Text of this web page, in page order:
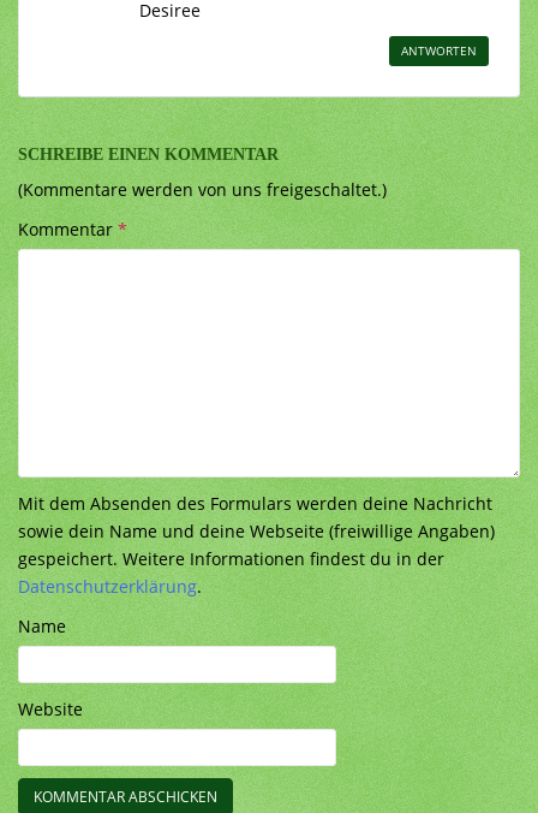
Desiree
ANTWORTEN
SCHREIBE EINEN KOMMENTAR
(Kommentare werden von uns freigeschaltet.)
Kommentar*
Mit dem Absenden des Formulars werden deine Nachricht
sowie dein Name und deine Webseite (freiwillige Angaben)
gespeichert. Weitere Informationen findest du in der
Datenschutzerklärung.
Name
Website